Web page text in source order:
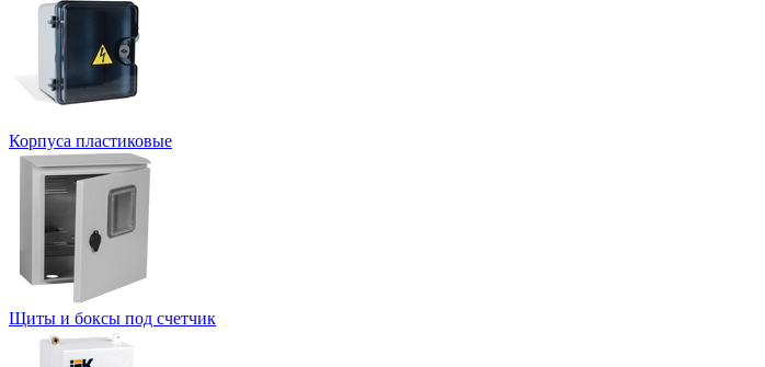
Корпуса пластиковые
Щиты и боксы под счетчик